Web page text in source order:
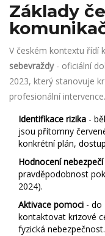
Základy
V českém kontextu řídí
sebevraždy- oficiální
2023, který stanovuje
profesionální intervence
Identifikace rizika -
jsou přítomny
konkrétní plán,
Hodnocení nebezpečí
pravděpodobnost
2024).
Aktivace pomoci - do
kontaktovat krizové
fyzická nebezpečnost.